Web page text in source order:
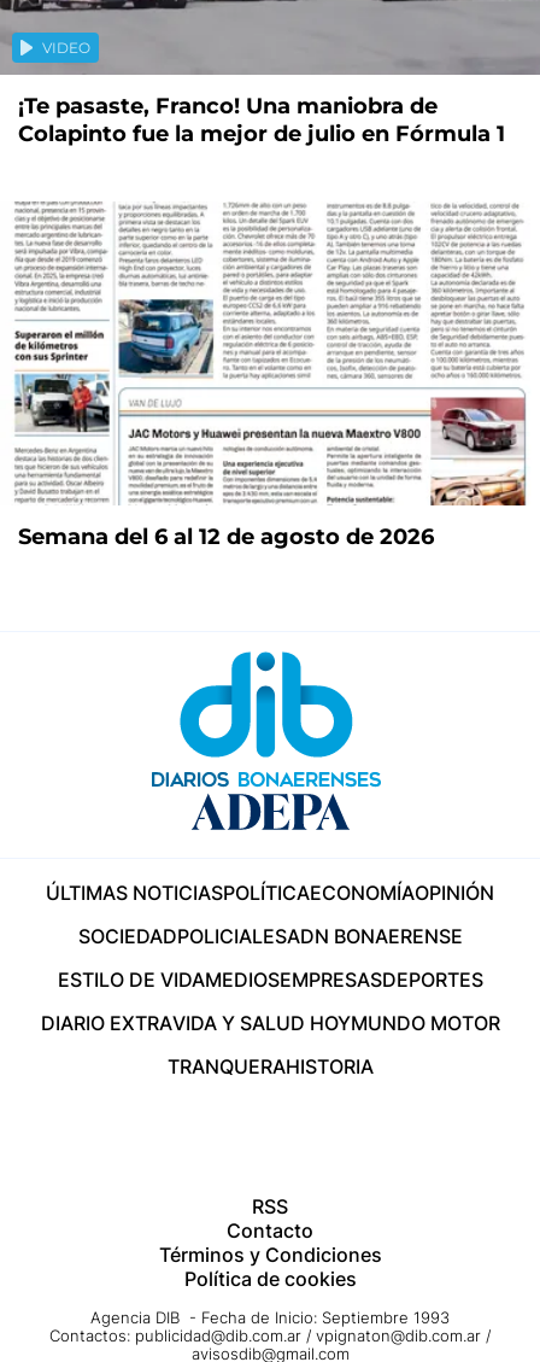
VIDEO
¡Te pasaste, Franco! Una maniobra de
Colapinto fue la mejor de julio en Fórmula 1
Semana del 6 al 12 de agosto de 2026
ÚLTIMAS NOTICIASPOLÍTICAECONOMÍAOPINIÓN
SOCIEDADPOLICIALESADN BONAERENSE
ESTILO DE VIDAMEDIOSEMPRESASDEPORTES
DIARIO EXTRAVIDA Y SALUD HOYMUNDO MOTOR
TRANQUERAHISTORIA
RSS
Contacto
Términos y Condiciones
Política de cookies
Agencia DIB - Fecha de Inicio: Septiembre 1993
Contactos: publicidad@dib.com.ar / vpignaton@dib.com.ar /
avisosdib@gmail.com